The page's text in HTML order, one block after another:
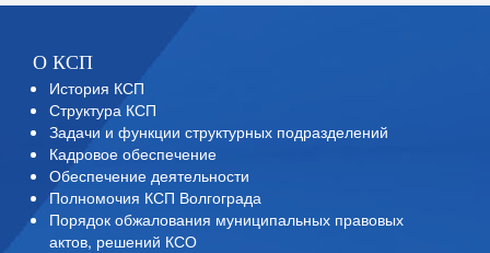
О КСП
История КСП
Структура КСП
Задачи и функции структурных подразделений
Кадровое обеспечение
Обеспечение деятельности
Полномочия КСП Волгограда
Порядок обжалования муниципальных правовых
актов, решений КСО